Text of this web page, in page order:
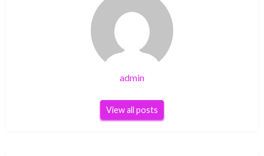
admin
View all posts